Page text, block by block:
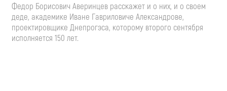
Федор Борисович Аверинцев расскажет и о них, и о своем
деде, академике Иване Гавриловиче Александрове,
проектировщике Днепрогэса, которому второго сентября
исполняется 150 лет.